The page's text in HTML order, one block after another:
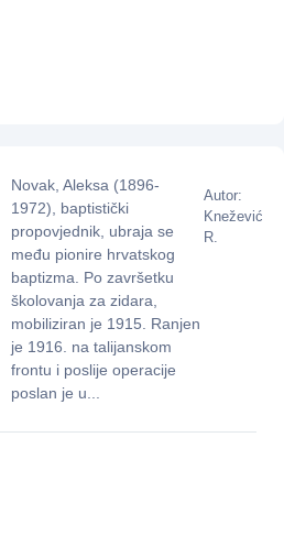
Novak, Aleksa (1896-
1972), baptistički
propovjednik, ubraja se
među pionire hrvatskog
baptizma. Po završetku
školovanja za zidara,
mobiliziran je 1915. Ranjen
je 1916. na talijanskom
frontu i poslije operacije
poslan je u...
Autor:
Knežević
R.